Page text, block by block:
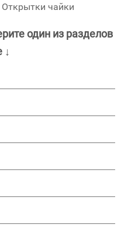
Открытки чайки
один из разделов
↓